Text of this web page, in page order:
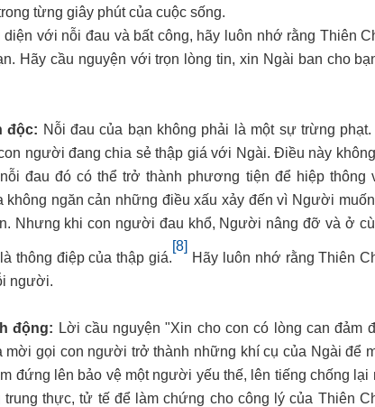
từng giây phút của cuộc sống.
với nỗi đau và bất công, hãy luôn nhớ rằng Thiên
Hãy cầu nguyện với trọn lòng tin, xin Ngài ban cho
độc: Nỗi đau của bạn không phải là một sự trừng
người đang chia sẻ thập giá với Ngài. Điều này
đau đó có thể trở thành phương tiện để hiệp thông
ngăn cản những điều xấu xảy đến vì Người
Nhưng khi con người đau khổ, Người nâng đỡ và ở
thông điệp của thập giá.
[8]
Hãy luôn nhớ rằng Thiên
người.
động: Lời cầu nguyện "Xin cho con có lòng can đảm
mời gọi con người trở thành những khí cụ của Ngài để
đứng lên bảo vệ một người yếu thế, lên tiếng chống lại
thực, tử tế để làm chứng cho công lý của Thiên